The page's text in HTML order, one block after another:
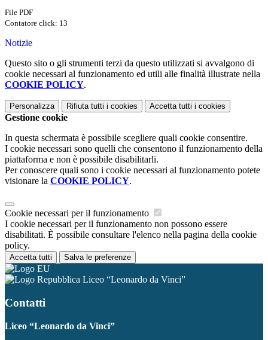
File PDF
Contatore click: 13
Notizie
Questo sito o gli strumenti terzi da questo utilizzati si avvalgono di
cookie necessari al funzionamento ed utili alle finalità illustrate nella
COOKIE POLICY.
Personalizza Rifiuta tutti i cookies Accetta tutti i cookies
Gestione cookie
In questa schermata è possibile scegliere quali cookie consentire.
I cookie necessari sono quelli che consentono il funzionamento della
piattaforma e non è possibile disabilitarli.
Per conoscere quali sono i cookie necessari al funzionamento potete
visionare la COOKIE POLICY.
Cookie necessari per il funzionamento
I cookie necessari per il funzionamento non possono essere
disabilitati. È possibile consultare l'elenco nella pagina della cookie
policy.
Accetta tutti Salva le preferenze
Liceo “Leonardo da Vinci”
Contatti
Liceo “Leonardo da Vinci”